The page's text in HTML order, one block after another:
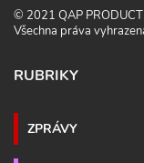
© 2021 QAP
Všechna práva
RUBRIKY
ZPRÁVY